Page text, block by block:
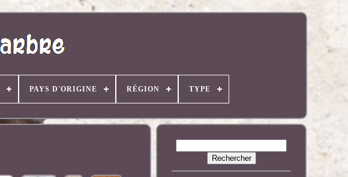
PAYS D'ORIGINE RÉGION TYPE